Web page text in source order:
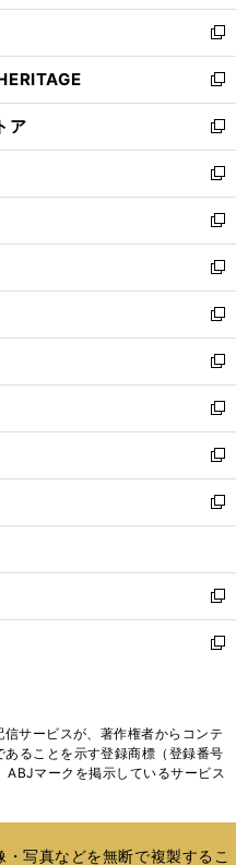
ウ
で
開
く
ン
ド
ウ
で
開
く
新
し
い
ウ
ィ
ン
ド
ウ
で
開
く
新
し
い
ウ
ィ
ン
ド
ウ
で
開
く
ア
新
し
い
ウ
ィ
ン
ド
ウ
で
開
く
新
し
い
ウ
ィ
ン
ド
ウ
で
開
く
新
し
い
ウ
ィ
ン
ド
ウ
で
開
く
新
し
い
ウ
ィ
ン
ド
ウ
で
開
く
新
し
い
ウ
ィ
ン
ド
ウ
で
開
新
し
い
ウ
ィ
ン
ド
ウ
開
く
新
し
い
ウ
ィ
ン
ウ
で
開
く
新
し
い
ウ
ン
ド
ウ
で
新
し
ウ
ィ
ン
ド
く
新
し
い
ド
ウ
で
新
ィ
ン
ド
開
サービスが、著作権者からコンテ
ることを示す登録商標（登録番号
マークを掲示しているサービス
写真などを無断で複製するこ